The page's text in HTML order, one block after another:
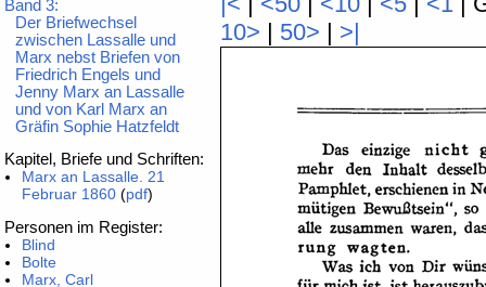
Band 3:
Der Briefwechsel
zwischen Lassalle und
Marx nebst Briefen von
Friedrich Engels und
Jenny Marx an Lassalle
und von Karl Marx an
Gräfin Sophie Hatzfeldt
Kapitel, Briefe und Schriften:
Marx an Lassalle. 21
Februar 1860 (pdf)
Personen im Register:
Blind
Bolte
Marx, Carl
10> | 50> | >|